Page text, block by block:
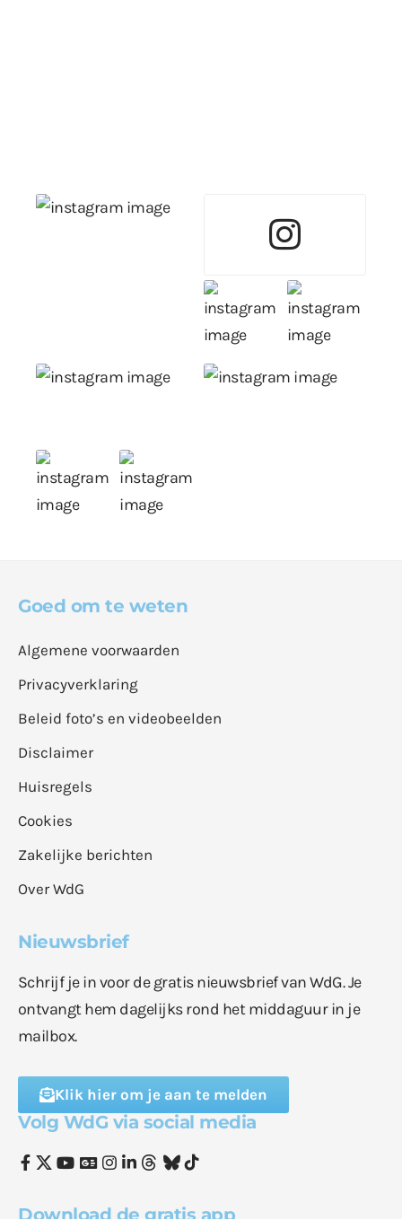
Goed om te weten
Algemene voorwaarden
Privacyverklaring
Beleid foto’s en videobeelden
Disclaimer
Huisregels
Cookies
Zakelijke berichten
Over WdG
Nieuwsbrief
Schrijf je in voor de gratis nieuwsbrief van WdG. Je
ontvangt hem dagelijks rond het middaguur in je
mailbox.
Klik hier om je aan te melden
Volg WdG via social media
Download de gratis app